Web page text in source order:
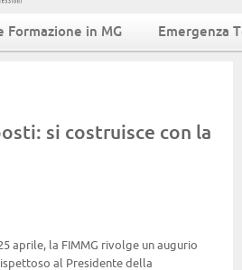
Formazione in MG Emergenza
si costruisce con la
aprile, la FIMMG rivolge un augurio
al Presidente della